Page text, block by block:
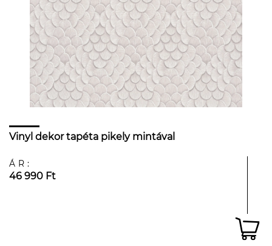
Vinyl dekor tapéta pikely mintával
ÁR:
46 990 Ft